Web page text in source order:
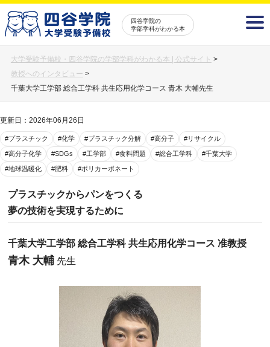
四谷学院の
学部学科がわかる本
大学受験予備校・四谷学院の学部学科がわかる本 | 公式サイト >
教授へのインタビュー >
千葉大学工学部 総合工学科 共生応用化学コース 青木 大輔先生
更新日：2026年06月26日
#プラスチック #化学 #プラスチック分解 #高分子 #リサイクル
#高分子化学 #SDGs #工学部 #食料問題 #総合工学科 #千葉大学
#地球温暖化 #肥料 #ポリカーボネート
プラスチックからパンをつくる
夢の技術を実現するために
千葉大学工学部 総合工学科 共生応用化学コース 准教授
青木 大輔 先生